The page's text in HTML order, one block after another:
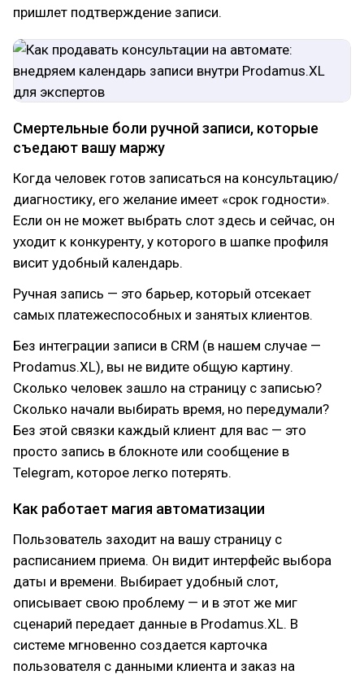
пришлет подтверждение записи.
Смертельные боли ручной записи, которые
съедают вашу маржу
Когда человек готов записаться на консультацию/
диагностику, его желание имеет «срок годности».
Если он не может выбрать слот здесь и сейчас, он
уходит к конкуренту, у которого в шапке профиля
висит удобный календарь.
Ручная запись — это барьер, который отсекает
самых платежеспособных и занятых клиентов.
Без интеграции записи в CRM (в нашем случае —
Prodamus.XL), вы не видите общую картину.
Сколько человек зашло на страницу с записью?
Сколько начали выбирать время, но передумали?
Без этой связки каждый клиент для вас — это
просто запись в блокноте или сообщение в
Telegram, которое легко потерять.
Как работает магия автоматизации
Пользователь заходит на вашу страницу с
расписанием приема. Он видит интерфейс выбора
даты и времени. Выбирает удобный слот,
описывает свою проблему — и в этот же миг
сценарий передает данные в Prodamus.XL. В
системе мгновенно создается карточка
пользователя с данными клиента и заказ на